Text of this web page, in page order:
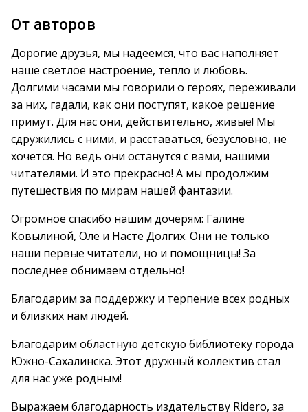
От авторов
Дорогие друзья, мы надеемся, что вас наполняет
наше светлое настроение, тепло и любовь.
Долгими часами мы говорили о героях, переживали
за них, гадали, как они поступят, какое решение
примут. Для нас они, действительно, живые! Мы
сдружились с ними, и расставаться, безусловно, не
хочется. Но ведь они останутся с вами, нашими
читателями. И это прекрасно! А мы продолжим
путешествия по мирам нашей фантазии.
Огромное спасибо нашим дочерям: Галине
Ковылиной, Оле и Насте Долгих. Они не только
наши первые читатели, но и помощницы! За
последнее обнимаем отдельно!
Благодарим за поддержку и терпение всех родных
и близких нам людей.
Благодарим областную детскую библиотеку города
Южно-Сахалинска. Этот дружный коллектив стал
для нас уже родным!
Выражаем благодарность издательству Ridero, за